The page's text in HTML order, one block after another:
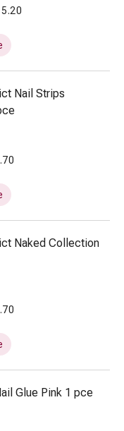
Nail Strips
Naked Collection
Glue Pink 1 pce